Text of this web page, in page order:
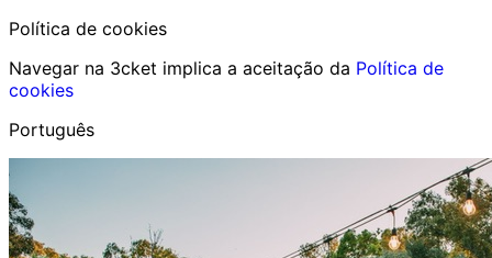
Política de cookies
Navegar na 3cket implica a aceitação da Política de
cookies
Português